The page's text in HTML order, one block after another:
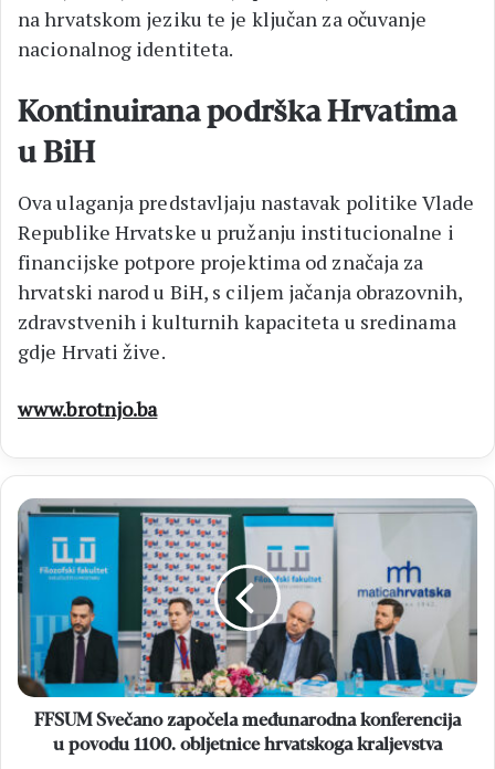
na hrvatskom jeziku te je ključan za očuvanje
nacionalnog identiteta.
Kontinuirana podrška Hrvatima
u BiH
Ova ulaganja predstavljaju nastavak politike Vlade
Republike Hrvatske u pružanju institucionalne i
financijske potpore projektima od značaja za
hrvatski narod u BiH, s ciljem jačanja obrazovnih,
zdravstvenih i kulturnih kapaciteta u sredinama
gdje Hrvati žive.
www.brotnjo.ba
FFSUM
Svečano
započela
međunarodna
konferencija
povodu
1100.
obljetnice
hrvatskoga
kraljevstva
FFSUM Svečano započela međunarodna konferencija
u povodu 1100. obljetnice hrvatskoga kraljevstva